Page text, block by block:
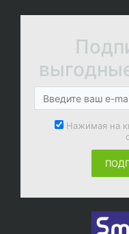
Нажимая на